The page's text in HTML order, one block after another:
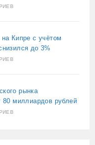
Кипре с учётом
до 3%
рынка
80 миллиардов рублей